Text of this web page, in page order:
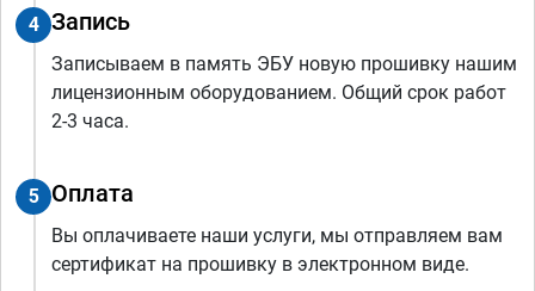
4 Запись
Записываем в память ЭБУ новую прошивку нашим
лицензионным оборудованием. Общий срок работ
2-3 часа.
5 Оплата
Вы оплачиваете наши услуги, мы отправляем вам
сертификат на прошивку в электронном виде.